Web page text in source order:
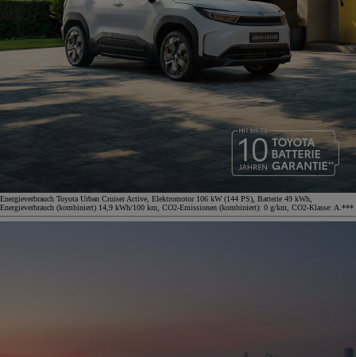
Energieverbrauch Toyota Urban Cruiser Active, Elektromotor 106 kW (144 PS), Batterie 49 kWh,
Energieverbrauch (kombiniert) 14,9 kWh/100 km, CO2-Emissionen (kombiniert): 0 g/km, CO2-Klasse: A.***